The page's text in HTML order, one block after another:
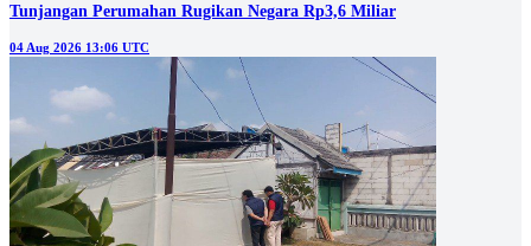
Tunjangan Perumahan Rugikan Negara Rp3,6 Miliar
04 Aug 2026 13:06 UTC